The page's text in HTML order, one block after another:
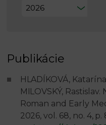
Publikácie
HLADÍKOVÁ,
MILOVSKÝ,
Roman and Early
2026, vol. 68, no. 4,